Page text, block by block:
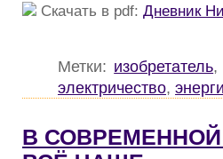
Скачать в pdf: Дневник
Метки: изобретатель,
электричество,
В